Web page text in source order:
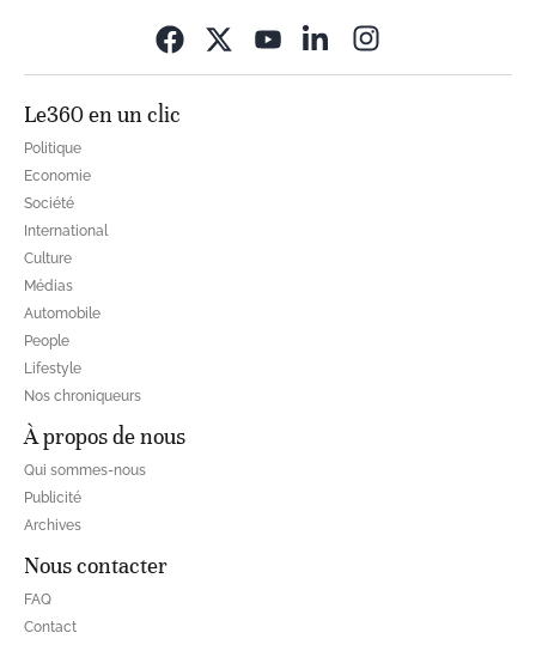
Le360 en un clic
Politique
Economie
Société
International
Culture
Médias
Automobile
People
Lifestyle
Nos chroniqueurs
À propos de nous
Qui sommes-nous
Publicité
Archives
Nous contacter
FAQ
Contact